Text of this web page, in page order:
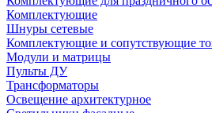
Комплектующие
Шнуры сетевые
Комплектующие и сопутствующие
Модули и матрицы
Пульты ДУ
Трансформаторы
Освещение архитектурное